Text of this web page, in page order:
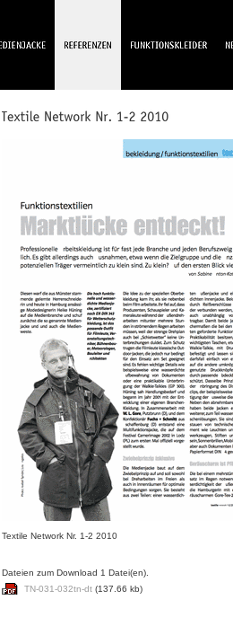
Textile Network Nr. 1-2 2010
Dateien zum Download 1 Datei(en).
TN-031-032tn-dt (137.66 kb)